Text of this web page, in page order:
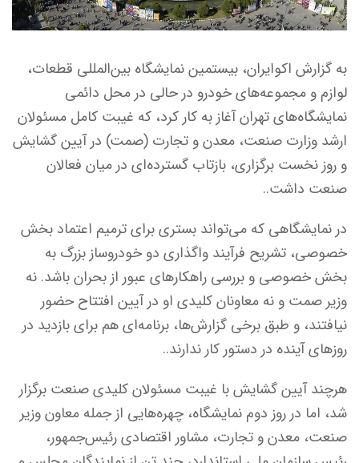
به گزارش اکوایران، بیستمین نمایشگاه بین‌المللی قطعات،
لوازم و مجموعه‌های خودرو در حالی در محل دائمی
نمایشگاه‌های تهران آغاز به کار کرد، که غیبت کامل مسئولان
ارشد وزارت صنعت، معدن و تجارت (صمت) در آیین گشایش
و روز نخست برگزاری، بازتاب گسترده‌ای در میان فعالان
صنعت داشت..
در نمایشگاهی که می‌تواند بستری برای ترمیم اعتماد بخش
خصوصی، تشریح فرآیند واگذاری دو خودروساز بزرگ به
بخش خصوصی و بررسی راهکارهای عبور از بحران باشد. نه
وزیر صمت و نه معاونان کلیدی او در آیین افتتاح حضور
نیافتند، و طبق برخی گزارش‌ها، برنامه‌ای هم برای بازدید در
روزهای آینده در دستور کار ندارند..
هرچند آیین گشایش با غیبت مسئولان کلیدی صنعت برگزار
شد، اما در روز دوم نمایشگاه، چهره‌هایی از جمله معاون وزیر
صنعت، معدن و تجارت، مشاور اقتصادی رئیس‌جمهور،